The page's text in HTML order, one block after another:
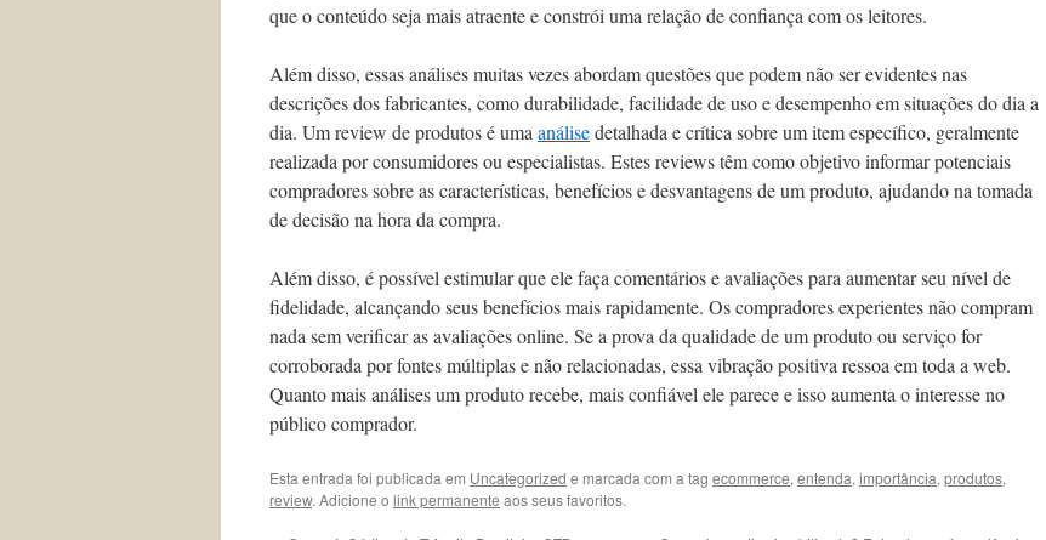
que o conteúdo seja mais atraente e constrói uma relação de confiança com os leitores.
Além disso, essas análises muitas vezes abordam questões que podem não ser evidentes nas
descrições dos fabricantes, como durabilidade, facilidade de uso e desempenho em situações do dia a
dia. Um review de produtos é uma análisedetalhada e crítica sobre um item específico, geralmente
realizada por consumidores ou especialistas. Estes reviews têm como objetivo informar potenciais
compradores sobre as características, benefícios e desvantagens de um produto, ajudando na tomada
de decisão na hora da compra.
Além disso, é possível estimular que ele faça comentários e avaliações para aumentar seu nível de
fidelidade, alcançando seus benefícios mais rapidamente. Os compradores experientes não compram
nada sem verificar as avaliações online. Se a prova da qualidade de um produto ou serviço for
corroborada por fontes múltiplas e não relacionadas, essa vibração positiva ressoa em toda a web.
Quanto mais análises um produto recebe, mais confiável ele parece e isso aumenta o interesse no
público comprador.
Esta entrada foi publicada em Uncategorized e marcada com a tag ecommerce, entenda, importância, produtos,
review. Adicione o link permanente aos seus favoritos.